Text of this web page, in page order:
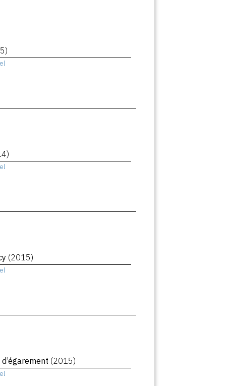
(2015)
(2015)